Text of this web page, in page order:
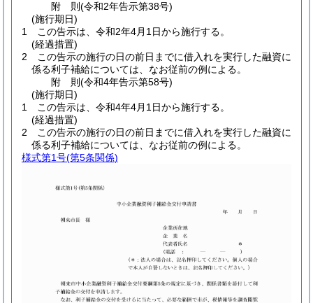
附 則(令和2年告示第38号)
(施行期日)
1
この告示は、令和2年4月1日から施行する。
(経過措置)
2
この告示の施行の日の前日までに借入れを実行した融資に
係る利子補給については、なお従前の例による。
附 則(令和4年告示第58号)
(施行期日)
1
この告示は、令和4年4月1日から施行する。
(経過措置)
2
この告示の施行の日の前日までに借入れを実行した融資に
係る利子補給については、なお従前の例による。
様式第1号(第5条関係)